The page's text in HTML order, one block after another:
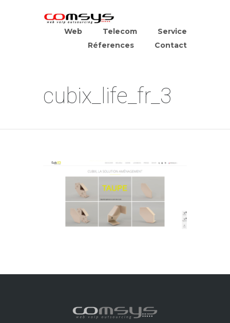
Web Telecom
Service
Réferences
Contact
cubix_life_fr_3